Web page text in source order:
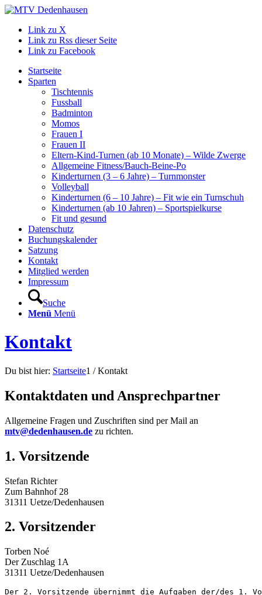
Link zu X
Link zu Rss dieser Seite
Link zu Facebook
Startseite
Sparten
Tischtennis
Fussball
Badminton
Momos
Frauen I
Frauen II
Eltern-Kind-Turnen (ab 10 Monate) – Wilde Zwerge
Allgemeine Fitness/Bauch-Beine-Po
Kinderturnen (3 – 6 Jahre) – Turnmonster
Volleyball
Kinderturnen (6 – 10 Jahre) – Fit wie ein Turnschuh
Kinderturnen (ab 10 Jahren) – Sportspielkurse
Fit und gesund
Datenschutz
Buchungskalender
Satzung
Kontakt
Mitglied werden
Impressum
Suche
Menü Menü
Kontakt
Du bist hier: Startseite1 / Kontakt
Kontaktdaten und Ansprechpartner
Allgemeine Fragen und Zuschriften sind per Mail an
mtv@dedenhausen.de zu richten.
1. Vorsitzende
Stefan Richter
Zum Bahnhof 28
31311 Uetze/Dedenhausen
2. Vorsitzender
Torben Noé
Der Zuschlag 1A
31311 Uetze/Dedenhausen
Der 2. Vorsitzende übernimmt die Aufgaben der/des 1.